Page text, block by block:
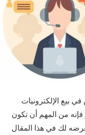
بيع الإلكترونيات
من المهم أن تكون
لك في هذا المقال